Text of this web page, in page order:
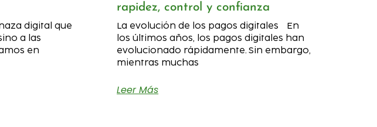
digital que
a las
en
rapidez, control y confianza
La evolución de los pagos digitales En
los últimos años, los pagos digitales han
evolucionado rápidamente. Sin embargo,
mientras muchas
Leer Más